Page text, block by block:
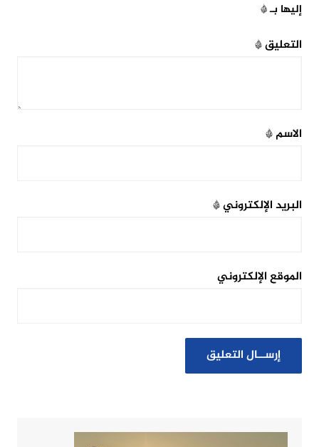
إليها بـ*
التعليق*
الاسم*
البريد الإلكتروني*
الموقع الإلكتروني